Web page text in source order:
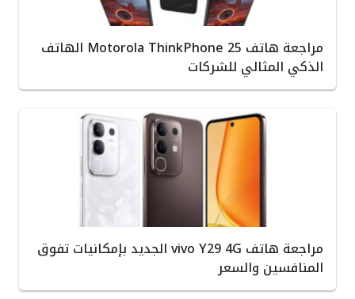
مراجعة هاتف Motorola ThinkPhone 25 الهاتف
الذكي المثالي للشركات
مراجعة هاتف vivo Y29 4G الجديد بإمكانيات تفوق
المنافسين والسعر